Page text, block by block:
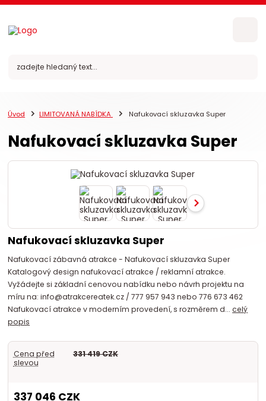
Úvod LIMITOVANÁ NABÍDKA Nafukovací skluzavka Super
Nafukovací skluzavka Super
Nafukovací skluzavka Super
Nafukovací zábavná atrakce - Nafukovací skluzavka Super
Katalogový design nafukovací atrakce / reklamní atrakce.
Vyžádejte si základní cenovou nabídku nebo návrh projektu na
míru na: info@atrakcereatek.cz / 777 957 943 nebo 776 673 462
Nafukovací atrakce v moderním provedení, s rozměrem d...celý
popis
Cena před
slevou
331 419 CZK
337 046 CZK